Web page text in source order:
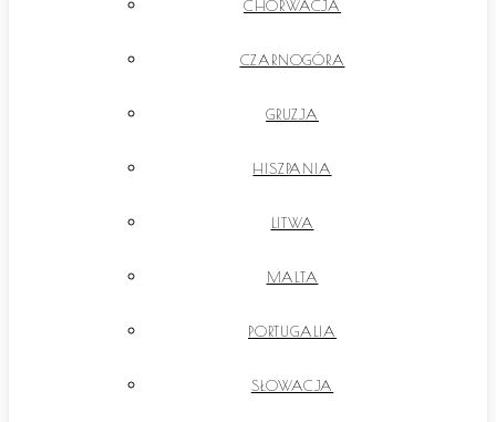
CHORWACJA
CZARNOGÓRA
GRUZJA
HISZPANIA
LITWA
MALTA
PORTUGALIA
SŁOWACJA